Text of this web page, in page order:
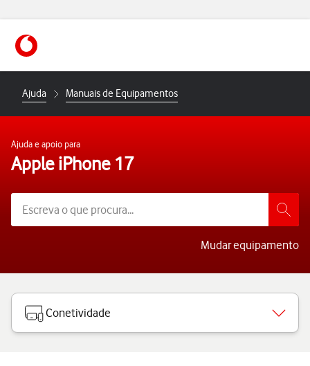
https://www.vodafone.pt
Ajuda Manuais de Equipamentos
Ajuda e apoio para
Apple iPhone 17
Mudar equipamento
Conetividade